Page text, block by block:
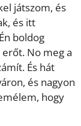
játszom, és
és itt
boldog
No meg a
És hát
és nagyon
hogy